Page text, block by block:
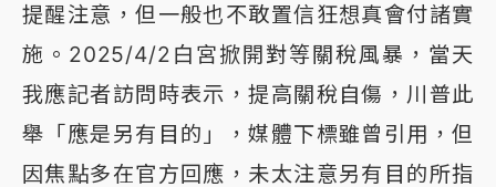
提醒注意，但一般也不敢置信狂想真會付諸實
施。2025/4/2白宮掀開對等關稅風暴，當天
我應記者訪問時表示，提高關稅自傷，川普此
舉「應是另有目的」，媒體下標雖曾引用，但
因焦點多在官方回應，未太注意另有目的所指